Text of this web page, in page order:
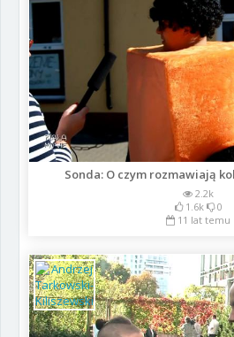
Sonda: O czym rozmawiają
2.2k
1.6k
0
11 lat temu